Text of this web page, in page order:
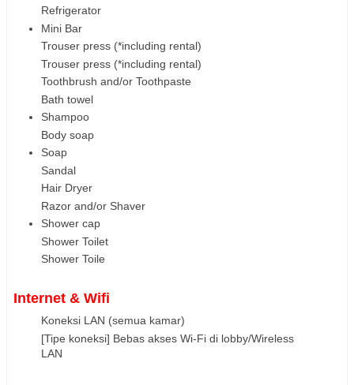
Refrigerator
Mini Bar
Trouser press (*including rental)
Trouser press (*including rental)
Toothbrush and/or Toothpaste
Bath towel
Shampoo
Body soap
Soap
Sandal
Hair Dryer
Razor and/or Shaver
Shower cap
Shower Toilet
Shower Toile
Internet & Wifi
Koneksi LAN (semua kamar)
[Tipe koneksi] Bebas akses Wi-Fi di lobby/Wireless
LAN